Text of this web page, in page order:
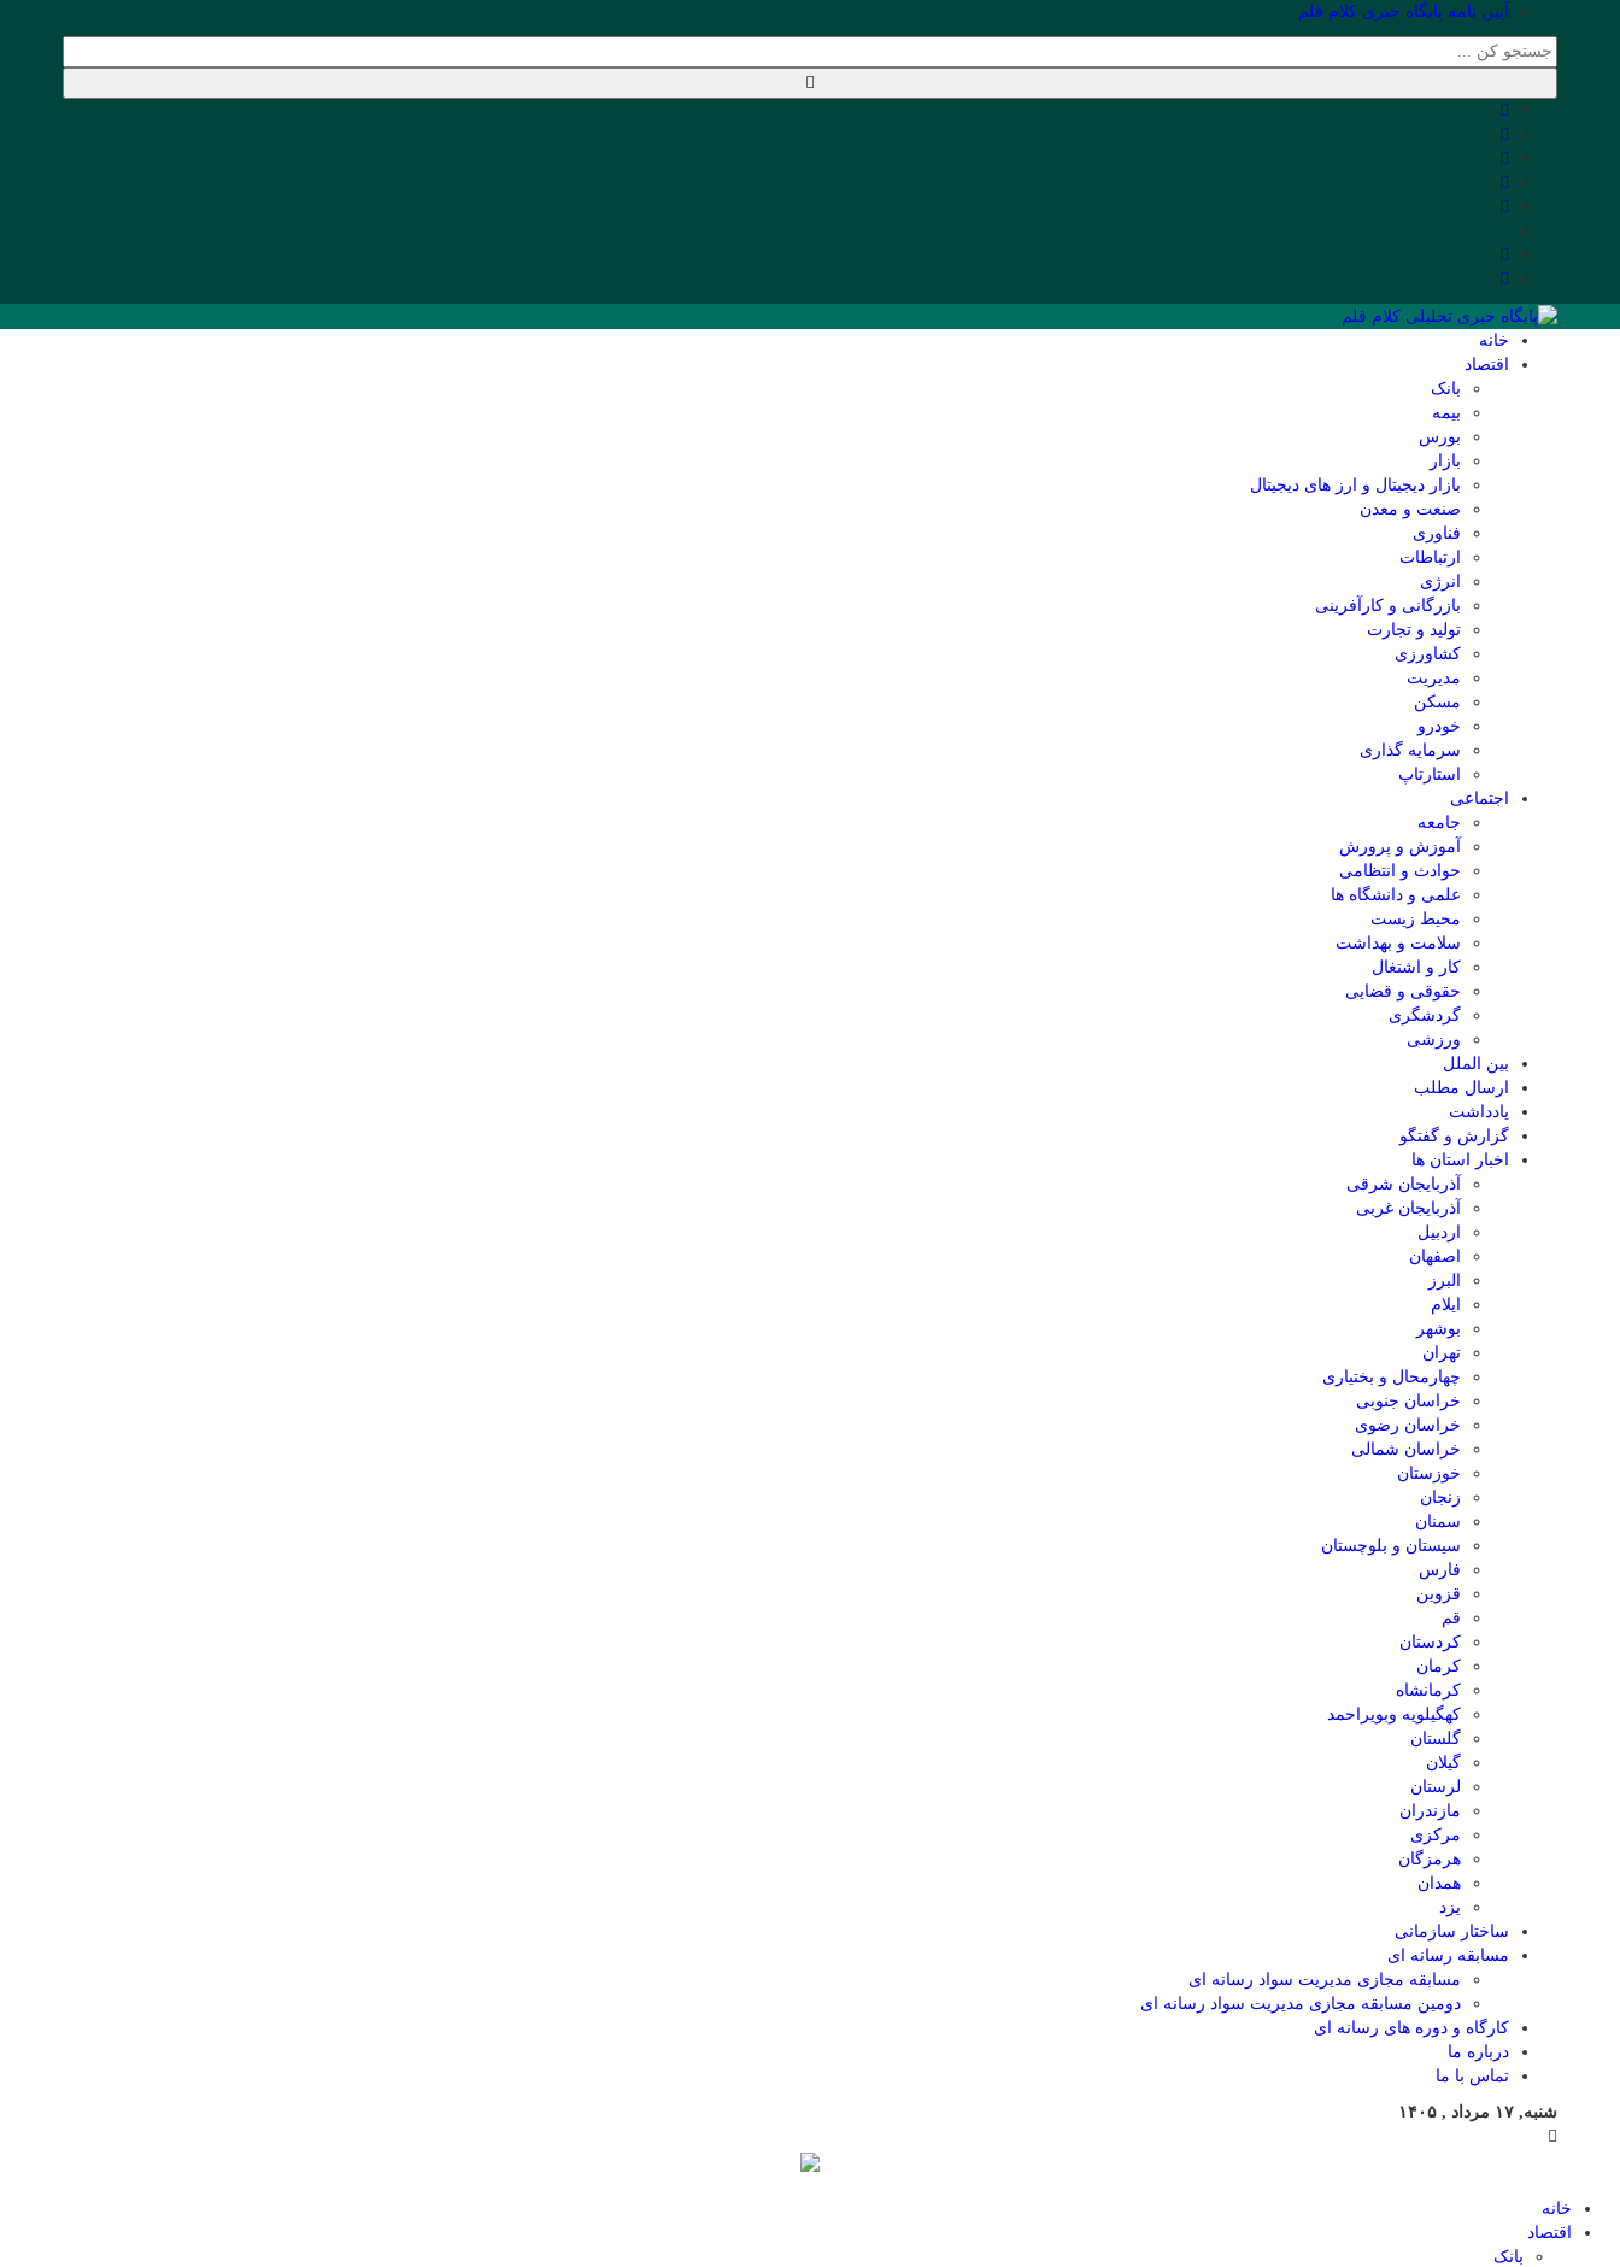
آیین نامه پایگاه خبری کلام قلم
خانه
اقتصاد
بانک
بیمه
بورس
بازار
بازار دیجیتال و ارز های دیجیتال
صنعت و معدن
فناوری
ارتباطات
انرژی
بازرگانی و کارآفرینی
تولید و تجارت
کشاورزی
مدیریت
مسکن
خودرو
سرمایه گذاری
استارتاپ
اجتماعی
جامعه
آموزش و پرورش
حوادث و انتظامی
علمی و دانشگاه ها
محیط زیست
سلامت و بهداشت
کار و اشتغال
حقوقی و قضایی
گردشگری
ورزشی
بین الملل
ارسال مطلب
یادداشت
گزارش و گفتگو
اخبار استان ها
آذربایجان شرقی
آذربایجان غربی
اردبیل
اصفهان
البرز
ایلام
بوشهر
تهران
چهارمحال و بختیاری
خراسان جنوبی
خراسان رضوی
خراسان شمالی
خوزستان
زنجان
سمنان
سیستان و بلوچستان
فارس
قزوین
قم
کردستان
کرمان
کرمانشاه
کهگیلویه وبویراحمد
گلستان
گیلان
لرستان
مازندران
مرکزی
هرمزگان
همدان
یزد
ساختار سازمانی
مسابقه رسانه ای
مسابقه مجازی مدیریت سواد رسانه ای
دومین مسابقه مجازی مدیریت سواد رسانه ای
کارگاه و دوره های رسانه ای
درباره ما
تماس با ما
شنبه, ۱۷ مرداد , ۱۴۰۵
خانه
اقتصاد
بانک